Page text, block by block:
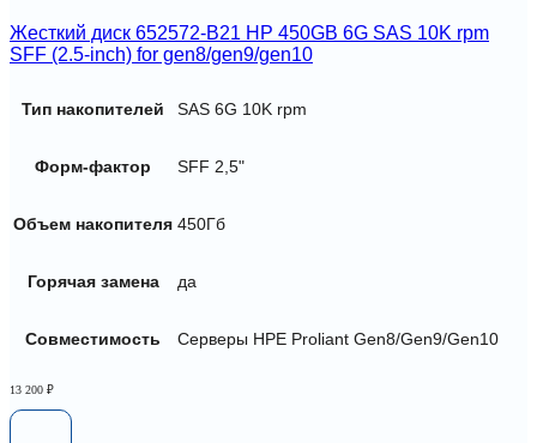
Жесткий диск 652572-B21 HP 450GB 6G SAS 10K rpm
SFF (2.5-inch) for gen8/gen9/gen10
Тип накопителей SAS 6G 10K rpm
Форм-фактор SFF 2,5"
Объем накопителя 450Гб
Горячая замена да
Совместимость Серверы HPE Proliant Gen8/Gen9/Gen10
13 200 ₽